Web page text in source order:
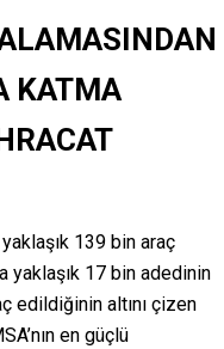
KATMA
yaklaşık 139 bin araç
yaklaşık 17 bin adedinin
edildiğinin altını çizen
en güçlü